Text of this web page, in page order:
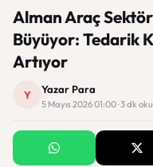
Alman Araç
Büyüyor: Tedarik
Artıyor
Y Yazar Para
5 Mayıs 2026 01:00 · 3 dk